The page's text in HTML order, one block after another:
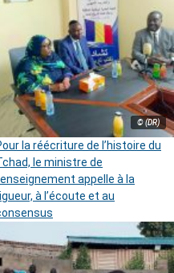
© (DR)
la réécriture de l’histoire du
le ministre de
appelle à la
à l’écoute et au